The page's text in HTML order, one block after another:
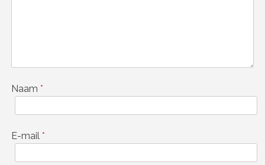
Naam *
E-mail *